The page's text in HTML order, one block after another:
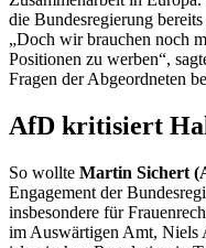
die Bundesregierung
„Doch wir brauchen noch
Positionen zu werben“,
Fragen der Abgeordneten
AfD kritisiert
So wollte Martin Sichert
Engagement der
insbesondere für
im Auswärtigen Amt, Niels